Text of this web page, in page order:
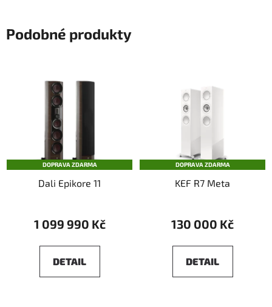
Podobné produkty
DOPRAVA ZDARMA
Dali Epikore 11
1 099 990 Kč
DETAIL
DOPRAVA ZDARMA
KEF R7 Meta
130 000 Kč
DETAIL